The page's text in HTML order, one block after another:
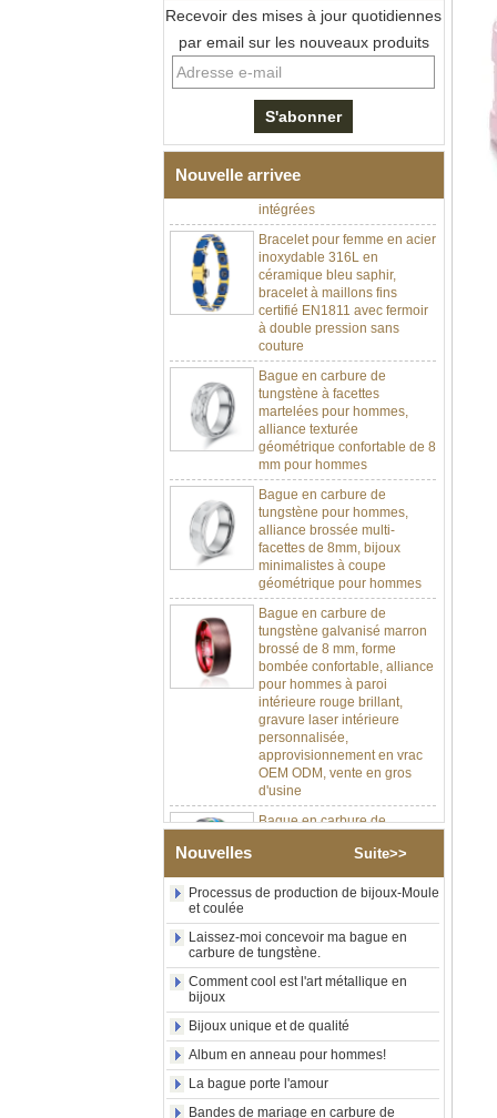
Recevoir des mises à jour quotidiennes
par email sur les nouveaux produits
Nouvelle arrivee
Bracelet à maillons I en acier
céramique de zircone noire
pour hommes, fermoir
déployant à double poussée
316L, bracelet à maillons
thérapeutiques avec pierres
magnétiques et germanium
Bracelet pour femme en acier
inoxydable 316L en
céramique bleu saphir,
bracelet à maillons fins
certifié EN1811 avec fermoir
à double pression sans
couture
Bague en carbure de
tungstène à facettes
martelées pour hommes,
alliance texturée
géométrique confortable de 8
mm pour hommes
Bague en carbure de
tungstène pour hommes,
alliance brossée multi-
facettes de 8mm, bijoux
minimalistes à coupe
géométrique pour hommes
Bague en carbure de
tungstène galvanisé marron
brossé de 8 mm, forme
bombée confortable, alliance
pour hommes à paroi
intérieure rouge brillant,
gravure laser intérieure
personnalisée,
approvisionnement en vrac
OEM ODM, vente en gros
d'usine
Bague en carbure de
tungstène argenté poli de 8
mm, incrustation centrale
d'opale bleue écrasée avec
synthétique, alliance pour
hommes, gravure laser
intérieure personnalisée,
approvisionnement en vrac
OEM ODM, vente en gros
d'usin
tungstène avec chevalière
carrée polie noire,
incrustation en bois avec
motif croisé en coquille
déclaration religieuse pour
Nouvelles Suite>>
Processus de production de bijoux-Moule
et coulée
Laissez-moi concevoir ma bague en
carbure de tungstène.
Comment cool est l'art métallique en
bijoux
Bijoux unique et de qualité
Album en anneau pour hommes!
La bague porte l'amour
Bandes de mariage en carbure de